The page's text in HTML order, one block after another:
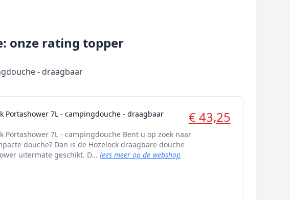
onze rating topper
- draagbaar
Portashower 7L - campingdouche - draagbaar € 43,25
Portashower 7L - campingdouche Bent u op zoek naar
douche? Dan is de Hozelock draagbare douche
uitermate geschikt. D... lees meer op de webshop